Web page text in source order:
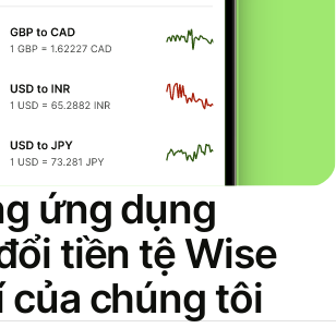
ứng dụng
tiền tệ Wise
của chúng tôi